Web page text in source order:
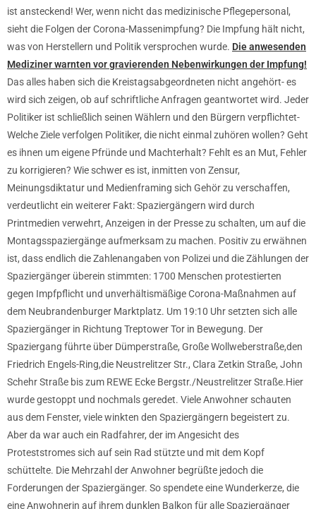
ist ansteckend! Wer, wenn nicht das medizinische Pflegepersonal,
sieht die Folgen der Corona-Massenimpfung? Die Impfung hält nicht,
was von Herstellern und Politik versprochen wurde. Die anwesenden
Mediziner warnten vor gravierenden Nebenwirkungen der Impfung!
Das alles haben sich die Kreistagsabgeordneten nicht angehört- es
wird sich zeigen, ob auf schriftliche Anfragen geantwortet wird. Jeder
Politiker ist schließlich seinen Wählern und den Bürgern verpflichtet-
Welche Ziele verfolgen Politiker, die nicht einmal zuhören wollen? Geht
es ihnen um eigene Pfründe und Machterhalt? Fehlt es an Mut, Fehler
zu korrigieren? Wie schwer es ist, inmitten von Zensur,
Meinungsdiktatur und Medienframing sich Gehör zu verschaffen,
verdeutlicht ein weiterer Fakt: Spaziergängern wird durch
Printmedien verwehrt, Anzeigen in der Presse zu schalten, um auf die
Montagsspaziergänge aufmerksam zu machen. Positiv zu erwähnen
ist, dass endlich die Zahlenangaben von Polizei und die Zählungen der
Spaziergänger überein stimmten: 1700 Menschen protestierten
gegen Impfpflicht und unverhältismäßige Corona-Maßnahmen auf
dem Neubrandenburger Marktplatz. Um 19:10 Uhr setzten sich alle
Spaziergänger in Richtung Treptower Tor in Bewegung. Der
Spaziergang führte über Dümperstraße, Große Wollweberstraße,den
Friedrich Engels-Ring,die Neustrelitzer Str., Clara Zetkin Straße, John
Schehr Straße bis zum REWE Ecke Bergstr./Neustrelitzer Straße.Hier
wurde gestoppt und nochmals geredet. Viele Anwohner schauten
aus dem Fenster, viele winkten den Spaziergängern begeistert zu.
Aber da war auch ein Radfahrer, der im Angesicht des
Proteststromes sich auf sein Rad stützte und mit dem Kopf
schüttelte. Die Mehrzahl der Anwohner begrüßte jedoch die
Forderungen der Spaziergänger. So spendete eine Wunderkerze, die
eine Anwohnerin auf ihrem dunklen Balkon für alle Spaziergänger